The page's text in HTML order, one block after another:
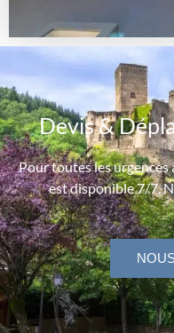
Devis &
Pour toutes les urgences
est disponible 7/7.